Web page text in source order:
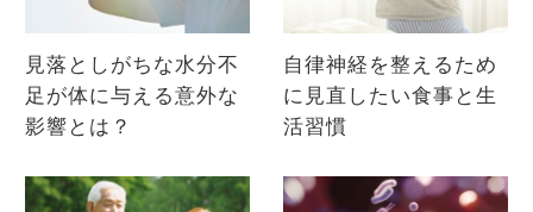
見落としがちな水分不
足が体に与える意外な
影響とは？
自律神経を整えるため
に見直したい食事と生
活習慣